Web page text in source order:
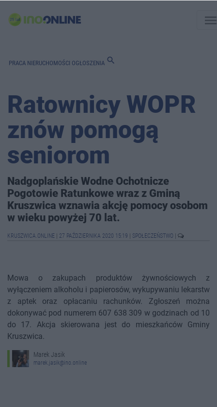
PRACA NIERUCHOMOŚCI OGŁOSZENIA search
Ratownicy WOPR
znów pomogą
seniorom
Nadgoplańskie Wodne Ochotnicze
Pogotowie Ratunkowe wraz z Gminą
Kruszwica wznawia akcję pomocy osobom
w wieku powyżej 70 lat.
KRUSZWICA.ONLINE 27 PAŹDZIERNIKA 2020 15:19 SPOŁECZEŃSTWO
Mowa o zakupach produktów żywnościowych z
wyłączeniem alkoholu i papierosów, wykupywaniu lekarstw
z aptek oraz opłacaniu rachunków. Zgłoszeń można
dokonywać pod numerem 607 638 309 w godzinach od 10
do 17. Akcja skierowana jest do mieszkańców Gminy
Kruszwica.
Marek Jasik
marek.jasik@ino.online